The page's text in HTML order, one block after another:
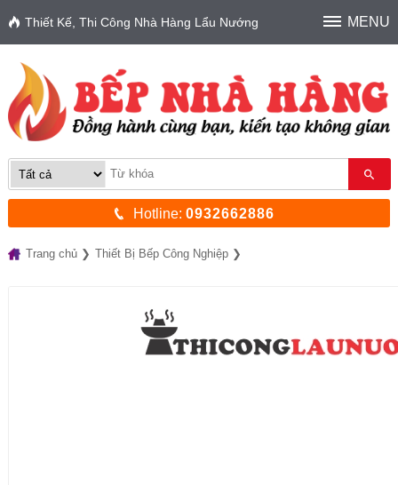
Thiết Kế, Thi Công Nhà Hàng Lẩu Nướng MENU
Hotline:0932662886
Trang chủ Thiết Bị Bếp Công Nghiệp